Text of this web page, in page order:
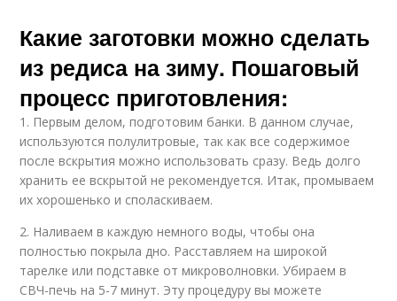
Какие заготовки можно сделать
из редиса на зиму. Пошаговый
процесс приготовления:
1. Первым делом, подготовим банки. В данном случае,
используются полулитровые, так как все содержимое
после вскрытия можно использовать сразу. Ведь долго
хранить ее вскрытой не рекомендуется. Итак, промываем
их хорошенько и споласкиваем.
2. Наливаем в каждую немного воды, чтобы она
полностью покрыла дно. Расставляем на широкой
тарелке или подставке от микроволновки. Убираем в
СВЧ-печь на 5-7 минут. Эту процедуру вы можете